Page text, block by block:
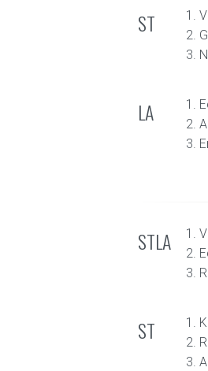
ST
1.
2.
3.
LA
1.
2.
3.
STLA
1.
2.
3.
ST
1.
2.
3.